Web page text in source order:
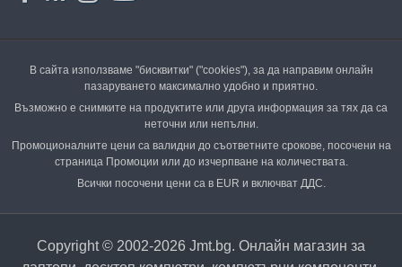
В сайта използваме "бисквитки" ("cookies"), за да направим онлайн
пазаруването максимално удобно и приятно.
Възможно е снимките на продуктите или друга информация за тях да са
неточни или непълни.
Промоционалните цени са валидни до съответните срокове, посочени на
страница Промоции или до изчерпване на количествата.
Всички посочени цени са в EUR и включват ДДС.
Copyright © 2002-2026 Jmt.bg. Онлайн магазин за